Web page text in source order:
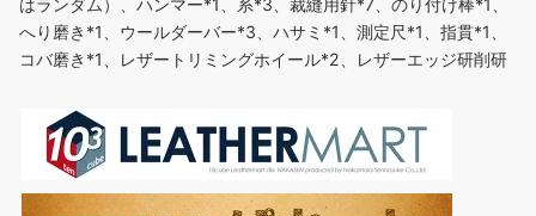
へり磨き*1、ウールダーバー*3、ハサミ*1、測定尺*1、指貫*1、
コバ磨き*1、レザートリミングホイール*2、レザーエッジ研削研
*2、ストレートヘッド千枚通し*2、レザークラフト用直刃*1。 3
色の糸：糸*3（ブラック、茶、コーヒー、）丈夫で切れにくく、
スムーズな縫い心地。 多種類の革縫い針：サイズと形状がそれそ
れ違う針...もっと読む (2026年8月9日 13:02 GMT +09:00 時点 -詳細はこ